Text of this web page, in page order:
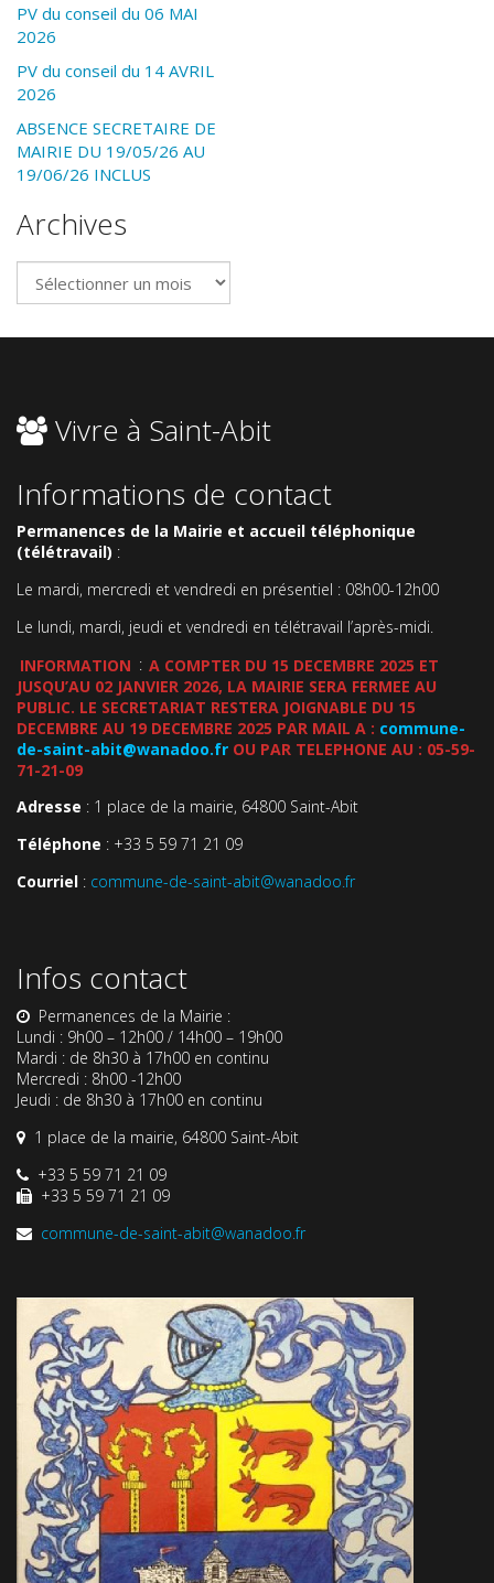
PV du conseil du 06 MAI
2026
PV du conseil du 14 AVRIL
2026
ABSENCE SECRETAIRE DE
MAIRIE DU 19/05/26 AU
19/06/26 INCLUS
Archives
Archives
Vivre à Saint-Abit
Informations de contact
Permanences de la Mairie et accueil téléphonique
(télétravail) :
Le mardi, mercredi et vendredi en présentiel : 08h00-12h00
Le lundi, mardi, jeudi et vendredi en télétravail l’après-midi.
INFORMATION : A COMPTER DU 15 DECEMBRE 2025 ET
JUSQU’AU 02 JANVIER 2026, LA MAIRIE SERA FERMEE AU
PUBLIC. LE SECRETARIAT RESTERA JOIGNABLE DU 15
DECEMBRE AU 19 DECEMBRE 2025 PAR MAIL A : commune-
de-saint-abit@wanadoo.fr OU PAR TELEPHONE AU : 05-59-
71-21-09
Adresse : 1 place de la mairie, 64800 Saint-Abit
Téléphone : +33 5 59 71 21 09
Courriel : commune-de-saint-abit@wanadoo.fr
Infos contact
Permanences de la Mairie :
Lundi : 9h00 – 12h00 / 14h00 – 19h00
Mardi : de 8h30 à 17h00 en continu
Mercredi : 8h00 -12h00
Jeudi : de 8h30 à 17h00 en continu
1 place de la mairie, 64800 Saint-Abit
+33 5 59 71 21 09
+33 5 59 71 21 09
commune-de-saint-abit@wanadoo.fr